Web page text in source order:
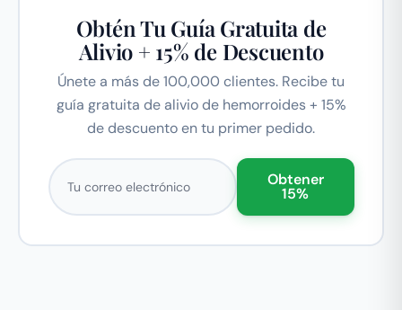
Obtén Tu Guía Gratuita de
Alivio + 15% de Descuento
Únete a más de 100,000 clientes. Recibe tu
guía gratuita de alivio de hemorroides + 15%
de descuento en tu primer pedido.
Correo electrónico
Obtener
15%